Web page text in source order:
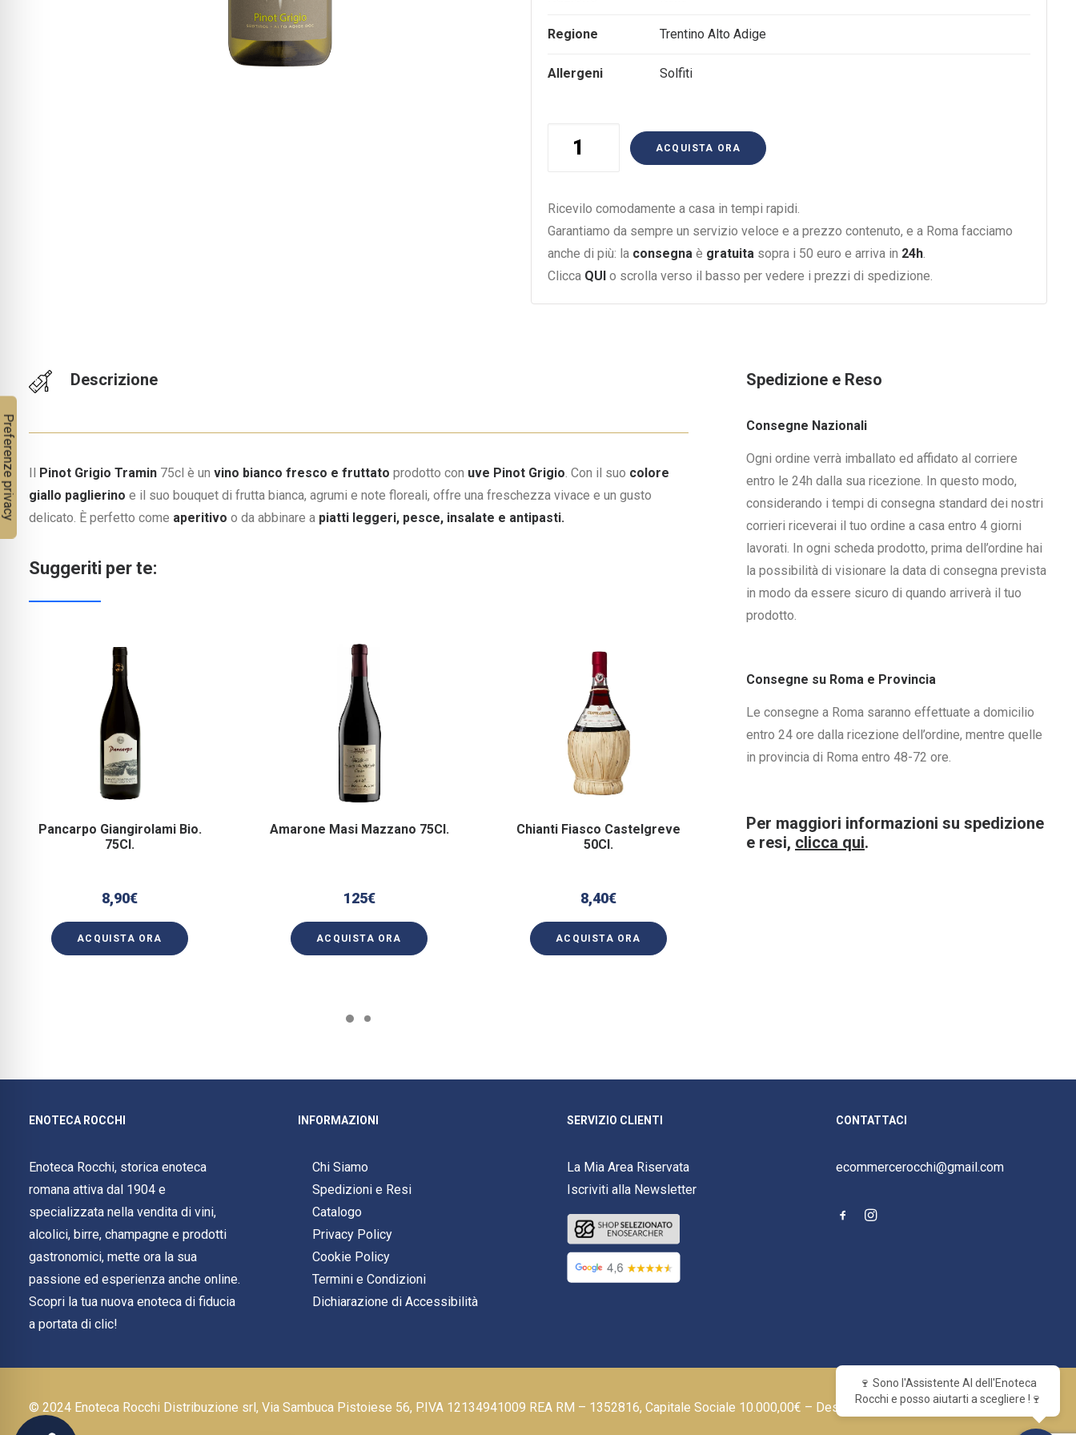
Regione Trentino Alto Adige
Allergeni Solfiti
Grigio
75Cl
quantità
ACQUISTA ORA
Ricevilo comodamente a casa in tempi rapidi.
Garantiamo da sempre un servizio veloce e a prezzo contenuto, e a Roma facciamo
anche di più: la consegna è gratuita sopra i 50 euro e arriva in 24h.
Clicca QUI o scrolla verso il basso per vedere i prezzi di spedizione.
Descrizione
Il Pinot Grigio Tramin 75cl è un vino bianco fresco e fruttato prodotto con uve Pinot Grigio. Con il suo colore
giallo paglierino e il suo bouquet di frutta bianca, agrumi e note floreali, offre una freschezza vivace e un gusto
delicato. È perfetto come aperitivo o da abbinare a piatti leggeri, pesce, insalate e antipasti.
Suggeriti per te:
Pancarpo Giangirolami Bio.
75Cl.
8,90€
ACQUISTA ORA
Amarone Masi Mazzano 75Cl.
125€
ACQUISTA ORA
Chianti Fiasco Castelgreve
50Cl.
8,40€
ACQUISTA ORA
Vino Santa Maddalena H.lun
75Cl.
Nebbiolo
Spedizione e Reso
Consegne Nazionali
Ogni ordine verrà imballato ed affidato al corriere
entro le 24h dalla sua ricezione. In questo modo,
considerando i tempi di consegna standard dei nostri
corrieri riceverai il tuo ordine a casa entro 4 giorni
lavorati. In ogni scheda prodotto, prima dell’ordine hai
la possibilità di visionare la data di consegna prevista
in modo da essere sicuro di quando arriverà il tuo
prodotto.
Consegne su Roma e Provincia
Le consegne a Roma saranno effettuate a domicilio
entro 24 ore dalla ricezione dell’ordine, mentre quelle
in provincia di Roma entro 48-72 ore.
Per maggiori informazioni su spedizione
e resi, clicca qui.
ENOTECA ROCCHI
Enoteca Rocchi, storica enoteca
romana attiva dal 1904 e
specializzata nella vendita di vini,
alcolici, birre, champagne e prodotti
gastronomici, mette ora la sua
passione ed esperienza anche online.
Scopri la tua nuova enoteca di fiducia
a portata di clic!
INFORMAZIONI
Chi Siamo
Spedizioni e Resi
Catalogo
Privacy Policy
Cookie Policy
Termini e Condizioni
Dichiarazione di Accessibilità
SERVIZIO CLIENTI
La Mia Area Riservata
Iscriviti alla Newsletter
CONTATTACI
ecommercerocchi@gmail.com
© 2024 Enoteca Rocchi Distribuzione srl, Via Sambuca Pistoiese 56, P.IVA 12134941009 REA RM – 1352816, Capitale Sociale 10.000,00€ – Designed by
🍷 Sono l'Assistente AI dell'Enoteca
Rocchi e posso aiutarti a scegliere !🍷